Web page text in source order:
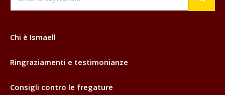
Chi è Ismaell
Ringraziamenti e testimonianze
Consigli contro le fregature